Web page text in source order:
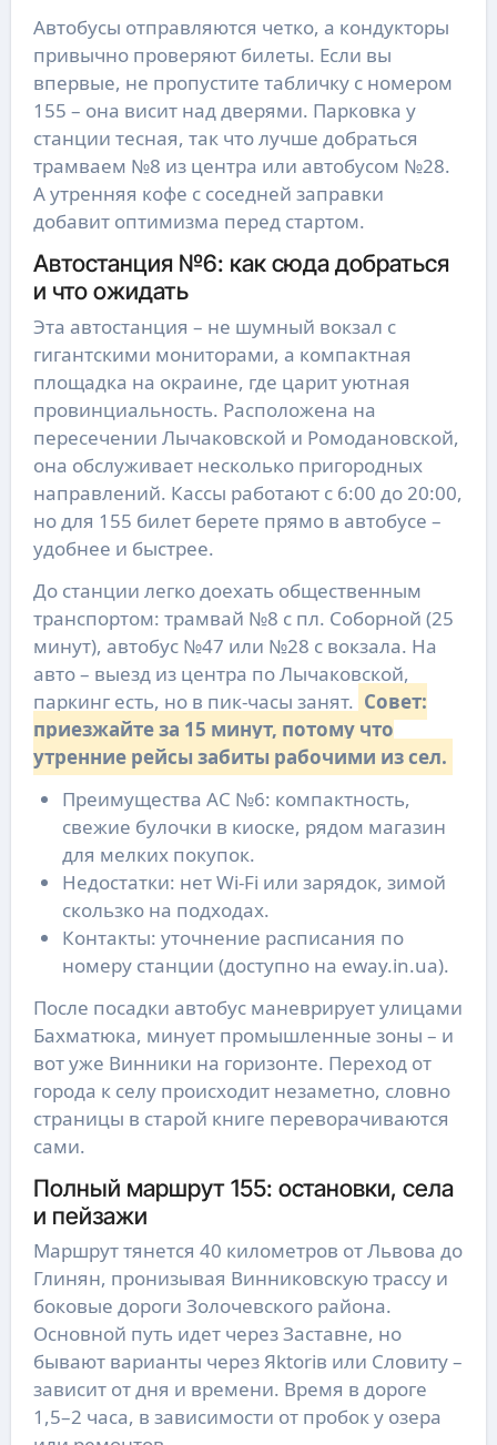
Автобусы отправляются четко, а кондукторы
привычно проверяют билеты. Если вы
впервые, не пропустите табличку с номером
155 – она висит над дверями. Парковка у
станции тесная, так что лучше добраться
трамваем №8 из центра или автобусом №28.
А утренняя кофе с соседней заправки
добавит оптимизма перед стартом.
Автостанция №6: как сюда добраться
и что ожидать
Эта автостанция – не шумный вокзал с
гигантскими мониторами, а компактная
площадка на окраине, где царит уютная
провинциальность. Расположена на
пересечении Лычаковской и Ромодановской,
она обслуживает несколько пригородных
направлений. Кассы работают с 6:00 до 20:00,
но для 155 билет берете прямо в автобусе –
удобнее и быстрее.
До станции легко доехать общественным
транспортом: трамвай №8 с пл. Соборной (25
минут), автобус №47 или №28 с вокзала. На
авто – выезд из центра по Лычаковской,
паркинг есть, но в пик-часы занят. Совет:
приезжайте за 15 минут, потому что
утренние рейсы забиты рабочими из сел.
Преимущества АС №6: компактность,
свежие булочки в киоске, рядом магазин
для мелких покупок.
Недостатки: нет Wi-Fi или зарядок, зимой
скользко на подходах.
Контакты: уточнение расписания по
номеру станции (доступно на eway.in.ua).
После посадки автобус маневрирует улицами
Бахматюка, минует промышленные зоны – и
вот уже Винники на горизонте. Переход от
города к селу происходит незаметно, словно
страницы в старой книге переворачиваются
сами.
Полный маршрут 155: остановки, села
и пейзажи
Маршрут тянется 40 километров от Львова до
Глинян, пронизывая Винниковскую трассу и
боковые дороги Золочевского района.
Основной путь идет через Заставне, но
бывают варианты через Яktorів или Словиту –
зависит от дня и времени. Время в дороге
1,5–2 часа, в зависимости от пробок у озера